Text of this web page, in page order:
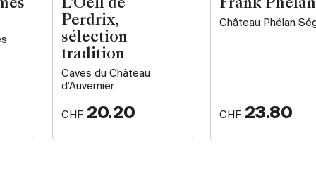
L'Oeil de
Perdrix,
sélection
tradition
Caves du Château
d'Auvernier
CHF 20.20
Frank Phélan
Château Phélan
CHF 23.80